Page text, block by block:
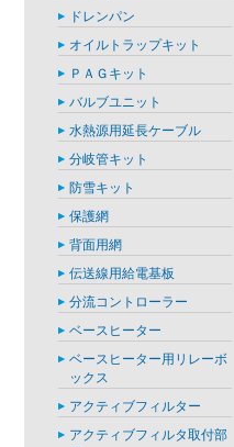
ドレンパン
オイルトラップキット
ＰＡＧキット
バルブユニット
水熱源用延長ケーブル
分岐管キット
防雪キット
保護網
背面用網
伝送線用給電基板
分流コントローラー
ベースヒーター
ベースヒーター用リレーボ
ックス
アクティブフィルター
アクティブフィルタ取付部